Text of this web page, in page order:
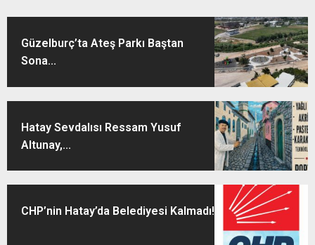
Güzelburç’ta Ateş Parkı Baştan
Sona...
Hatay Sevdalısı Ressam Yusuf
Altunay,...
CHP’nin Hatay’da Belediyesi Kalmadı!